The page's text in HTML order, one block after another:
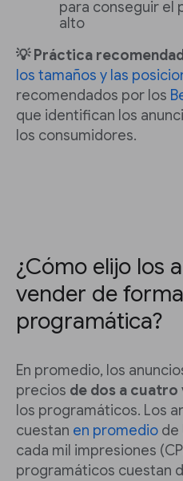
para conseguir el
alto
💡 Práctica
los tamaños y las
recomendados por los
que identifican los
los consumidores.
¿Cómo elijo los
vender de
programática?
En promedio, los
precios de dos a cuatro
los programáticos. Los
cuestan en promedio de
cada mil impresiones
programáticos cuestan